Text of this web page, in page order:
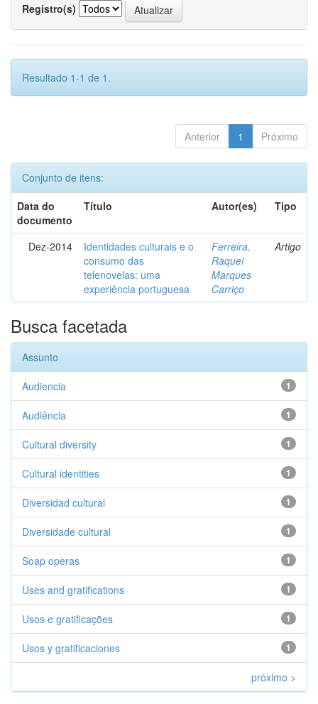
Registro(s)
Resultado 1-1 de 1.
Anterior 1 Próximo
Conjunto de itens:
Data do
documento
Título Autor(es) Tipo
Dez-2014
Identidades culturais e o
consumo das
telenovelas: uma
experiência portuguesa
Ferreira,
Raquel
Marques
Carriço
Artigo
Busca facetada
Assunto
1
Audiencia
1
Audiência
1
Cultural diversity
1
Cultural identities
1
Diversidad cultural
1
Diversidade cultural
1
Soap operas
1
Uses and gratifications
1
Usos e gratificações
1
Usos y gratificaciones
próximo >